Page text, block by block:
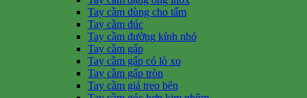
Tay cầm dùng cho tấm
Tay cầm đúc
Tay cầm đường kính nhỏ
Tay cầm gấp
Tay cầm gấp có lò xo
Tay cầm gấp tròn
Tay cầm giá treo bên